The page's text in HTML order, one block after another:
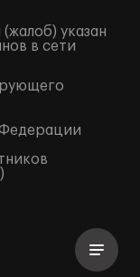
указан
в сети